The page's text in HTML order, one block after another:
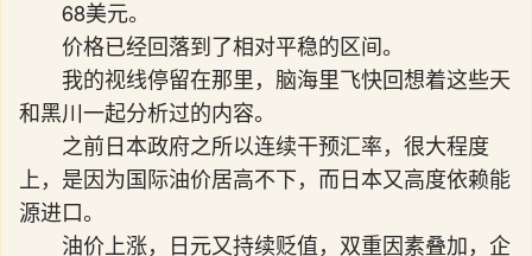
68美元。
价格已经回落到了相对平稳的区间。
我的视线停留在那里，脑海里飞快回想着这些天
和黑川一起分析过的内容。
之前日本政府之所以连续干预汇率，很大程度
上，是因为国际油价居高不下，而日本又高度依赖能
源进口。
油价上涨，日元又持续贬值，双重因素叠加，企